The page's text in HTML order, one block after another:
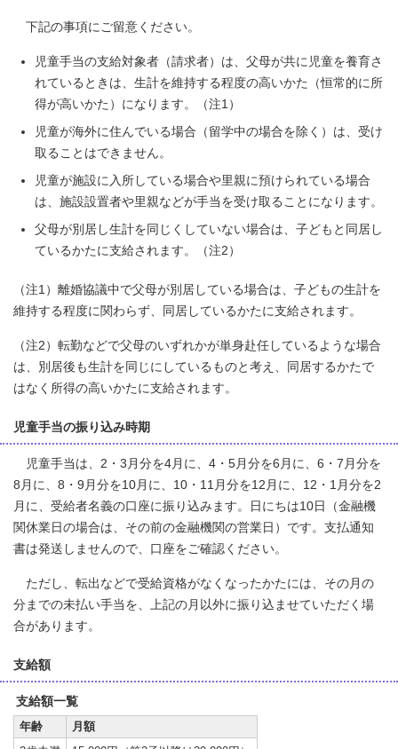
下記の事項にご留意ください。
児童手当の支給対象者（請求者）は、父母が共に児童を養育さ
れているときは、生計を維持する程度の高いかた（恒常的に所
得が高いかた）になります。（注1）
児童が海外に住んでいる場合（留学中の場合を除く）は、受け
取ることはできません。
児童が施設に入所している場合や里親に預けられている場合
は、施設設置者や里親などが手当を受け取ることになります。
父母が別居し生計を同じくしていない場合は、子どもと同居し
ているかたに支給されます。（注2）
（注1）離婚協議中で父母が別居している場合は、子どもの生計を
維持する程度に関わらず、同居しているかたに支給されます。
（注2）転勤などで父母のいずれかが単身赴任しているような場合
は、別居後も生計を同じにしているものと考え、同居するかたで
はなく所得の高いかたに支給されます。
児童手当の振り込み時期
児童手当は、2・3月分を4月に、4・5月分を6月に、6・7月分を
8月に、8・9月分を10月に、10・11月分を12月に、12・1月分を2
月に、受給者名義の口座に振り込みます。日にちは10日（金融機
関休業日の場合は、その前の金融機関の営業日）です。支払通知
書は発送しませんので、口座をご確認ください。
ただし、転出などで受給資格がなくなったかたには、その月の
分までの未払い手当を、上記の月以外に振り込ませていただく場
合があります。
支給額
支給額一覧
年齢
月額